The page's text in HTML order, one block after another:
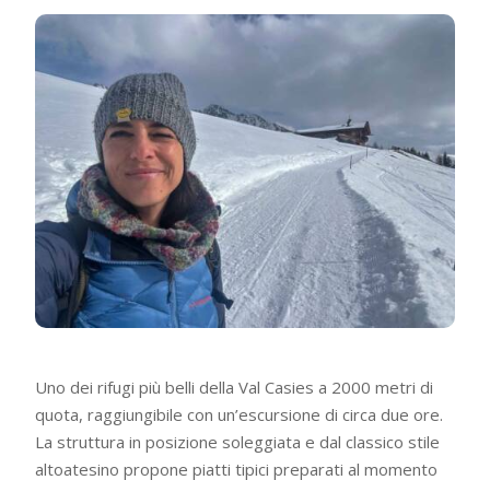
Uno dei rifugi più belli della Val Casies a 2000 metri di
quota, raggiungibile con un’escursione di circa due ore.
La struttura in posizione soleggiata e dal classico stile
altoatesino propone piatti tipici preparati al momento